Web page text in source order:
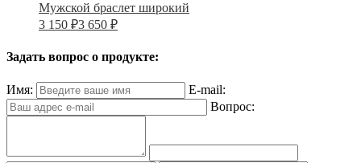
Мужской браслет широкий
3 150 ₽3 650 ₽
Задать вопрос о продукте:
Имя:
E-mail:
Вопрос: